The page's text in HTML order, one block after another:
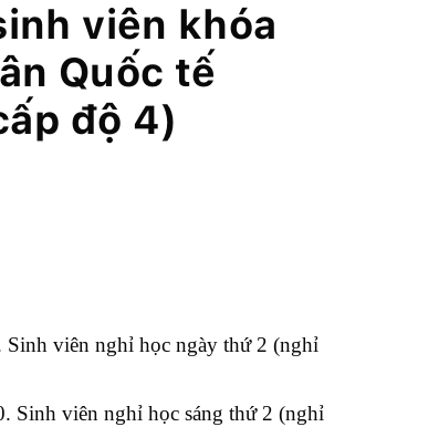
viên khóa
Quốc tế
độ 4)
viên nghỉ học ngày thứ 2 (nghỉ
Sinh viên nghỉ học sáng thứ 2 (nghỉ